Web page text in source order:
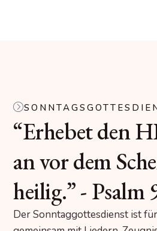
“Erhebet den
an vor dem
heilig.” - Psalm
Der Sonntaggottesdienst ist